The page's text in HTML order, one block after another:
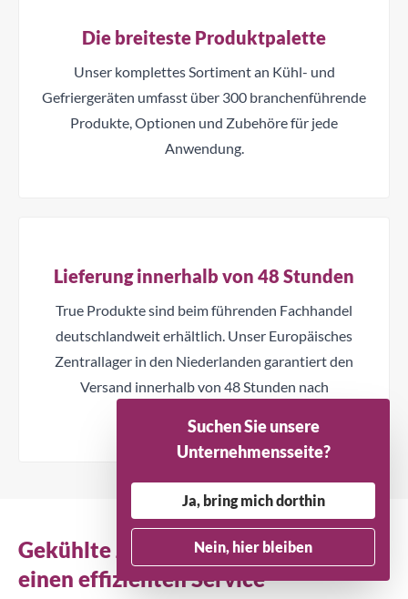
Die breiteste Produktpalette
Unser komplettes Sortiment an Kühl- und
Gefriergeräten umfasst über 300 branchenführende
Produkte, Optionen und Zubehöre für jede
Anwendung.
Lieferung innerhalb von 48 Stunden
True Produkte sind beim führenden Fachhandel
deutschlandweit erhältlich. Unser Europäisches
Zentrallager in den Niederlanden garantiert den
Versand innerhalb von 48 Stunden nach
Gekühlte Zubereitungslösungen für
einen effizienten Service
Suchen Sie unsere
Unternehmensseite?
Ja, bring mich dorthin
Nein, hier bleiben